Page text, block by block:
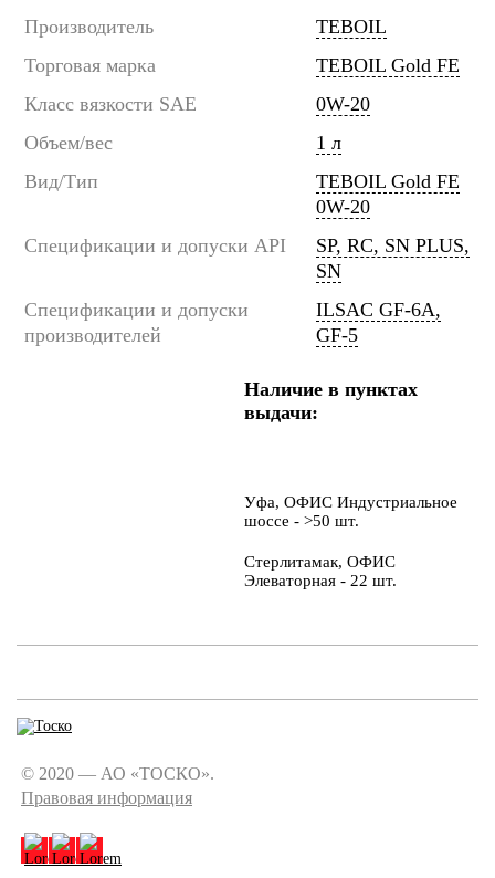
Производитель
TEBOIL
Торговая марка
TEBOIL Gold FE
Класс вязкости SAE
0W-20
Объем/вес
1 л
Вид/Тип
TEBOIL Gold FE
0W-20
Спецификации и допуски API
SP, RC, SN PLUS,
SN
Спецификации и допуски
производителей
ILSAC GF-6A,
GF-5
Наличие в пунктах
выдачи:
Уфа, ОФИС Индустриальное
шоссе - >50 шт.
Стерлитамак, ОФИС
Элеваторная - 22 шт.
© 2020 — АО «ТОСКО».
Правовая информация